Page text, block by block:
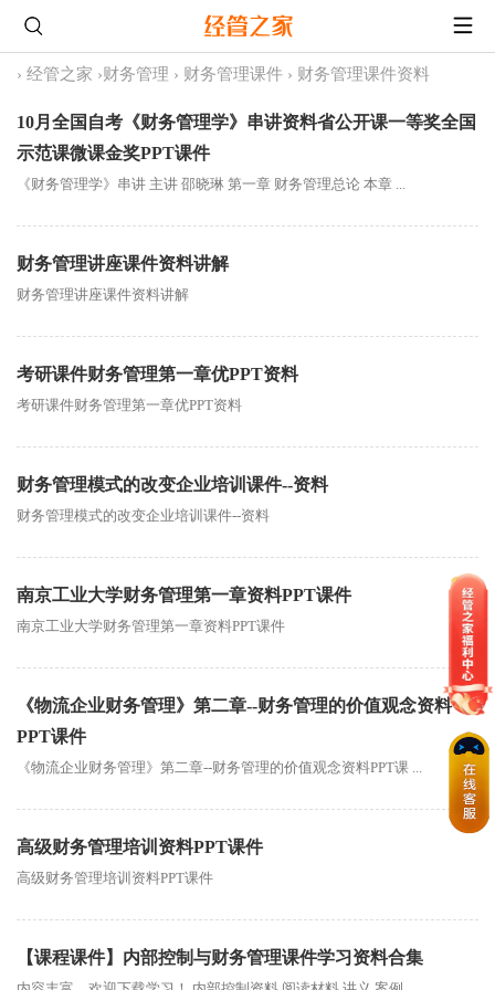
› 经管之家 ›财务管理 › 财务管理课件 › 财务管理课件资料
10月全国自考《财务管理学》串讲资料省公开课一等奖全国
示范课微课金奖PPT课件
《财务管理学》串讲 主讲 邵晓琳 第一章 财务管理总论 本章 ...
财务管理讲座课件资料讲解
财务管理讲座课件资料讲解
考研课件财务管理第一章优PPT资料
考研课件财务管理第一章优PPT资料
财务管理模式的改变企业培训课件--资料
财务管理模式的改变企业培训课件--资料
南京工业大学财务管理第一章资料PPT课件
南京工业大学财务管理第一章资料PPT课件
《物流企业财务管理》第二章--财务管理的价值观念资料
PPT课件
《物流企业财务管理》第二章--财务管理的价值观念资料PPT课 ...
高级财务管理培训资料PPT课件
高级财务管理培训资料PPT课件
【课程课件】内部控制与财务管理课件学习资料合集